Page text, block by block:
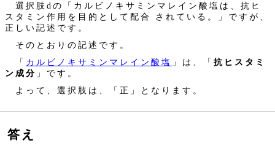
選択肢dの「カルビノキサミンマレイン酸塩は、抗ヒ
スタミン作用を目的として配合 されている。」ですが、
正しい記述です。
そのとおりの記述です。
「 カルビノキサミンマレイン酸塩 」は、「 抗ヒスタミ
ン成分 」です。
よって、選択肢は、「正」となります。
答え